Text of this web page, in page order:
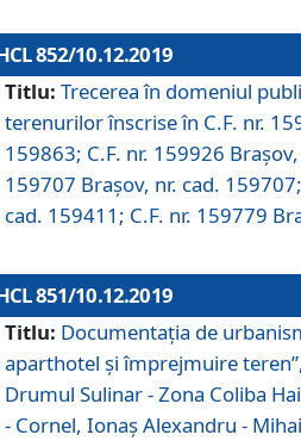
852/10.12.2019
Titlu: Trecerea în domeniul
terenurilor înscrise în C.F. nr.
159863; C.F. nr. 159926
159707 Brașov, nr. cad.
cad. 159411; C.F. nr. 159779
851/10.12.2019
Titlu: Documentaţia de
aparthotel şi împrejmuire
Drumul Sulinar - Zona Coliba
- Cornel, Ionaş Alexandru -